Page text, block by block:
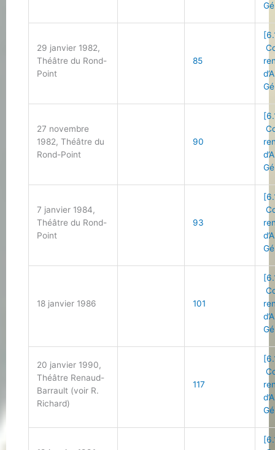
29 janvier 1982,
Théâtre du Rond-
Point
85
27 novembre
1982, Théâtre du
Rond-Point
90
7 janvier 1984,
Théâtre du Rond-
Point
93
18 janvier 1986 101
20 janvier 1990,
Théâtre Renaud-
Barrault (voir R.
Richard)
117